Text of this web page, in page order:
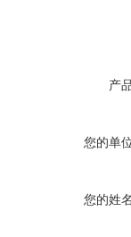
产
您的单
您的姓